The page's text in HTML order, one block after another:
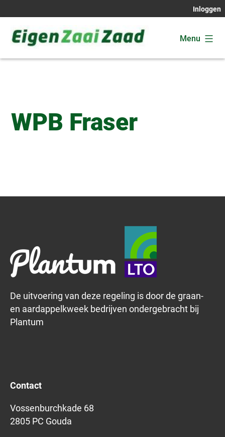
naar
inhoud
Inloggen
Eigen
Menu
WPB Fraser
De uitvoering van deze regeling is door de graan-
en aardappelkweek bedrijven ondergebracht bij
Plantum
Contact
Vossenburchkade 68
2805 PC Gouda